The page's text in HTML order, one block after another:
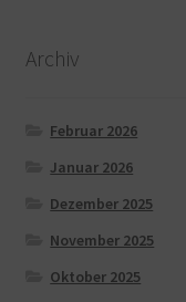
Archiv
Februar 2026
Januar 2026
Dezember 2025
November 2025
Oktober 2025